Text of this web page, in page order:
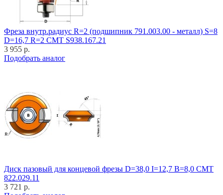
Фреза внутр.радиус R=2 (подшипник 791.003.00 - металл) S=8
D=16,7 R=2 CMT S938.167.21
3 955 р.
Подобрать аналог
Диск пазовый для концевой фрезы D=38,0 I=12,7 B=8,0 CMT
822.029.11
3 721 р.